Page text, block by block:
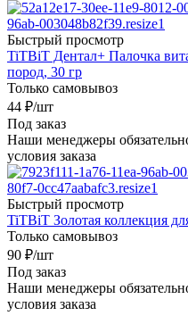
Быстрый просмотр
TiTBiT Дентал+ Палочка
пород, 30 гр
Только самовывоз
44 ₽/шт
Под заказ
Наши менеджеры
условия заказа
Быстрый просмотр
TiTBiT Золотая коллекция
Только самовывоз
90 ₽/шт
Под заказ
Наши менеджеры
условия заказа